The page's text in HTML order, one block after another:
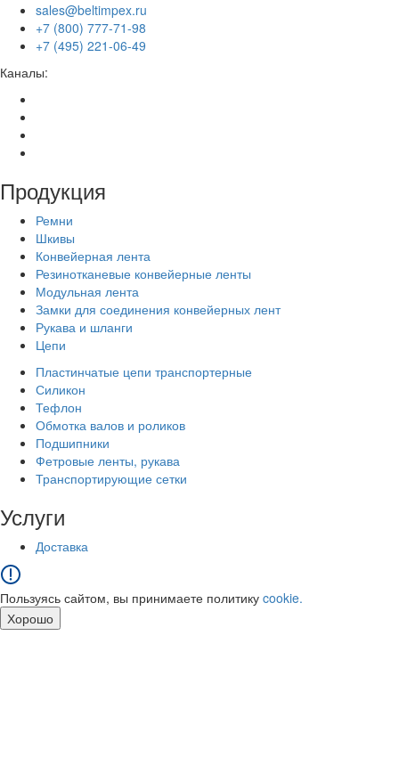
sales@beltimpex.ru
+7 (800) 777-71-98
+7 (495) 221-06-49
Каналы:
Продукция
Ремни
Шкивы
Конвейерная лента
Резинотканевые конвейерные ленты
Модульная лента
Замки для соединения конвейерных лент
Рукава и шланги
Цепи
Пластинчатые цепи транспортерные
Силикон
Тефлон
Обмотка валов и роликов
Подшипники
Фетровые ленты, рукава
Транспортирующие сетки
Услуги
Доставка
Пользуясь сайтом, вы принимаете политику cookie.
Хорошо